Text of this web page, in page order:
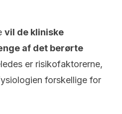
vil de kliniske
af det berørte
er risikofaktorerne,
forskellige for